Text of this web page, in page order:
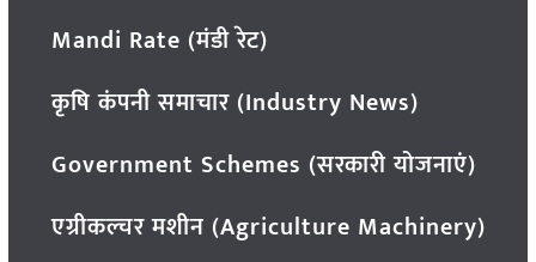
Mandi Rate (मंडी रेट)
कृषि कंपनी समाचार (Industry News)
Government Schemes (सरकारी योजनाएं)
एग्रीकल्चर मशीन (Agriculture Machinery)